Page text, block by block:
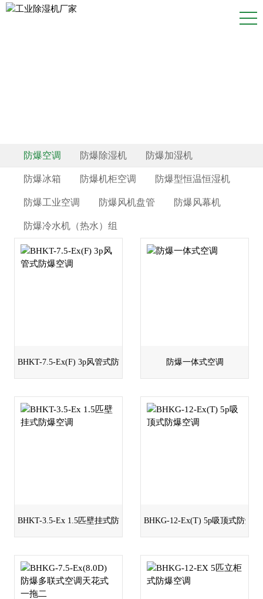
防爆空调 防爆除湿机 防爆加湿机
防爆冰箱 防爆机柜空调 防爆型恒温恒湿机
防爆工业空调 防爆风机盘管 防爆风幕机
防爆冷水机（热水）组
BHKT-7.5-Ex(F) 3p风管式防爆空调 防爆一体式空调
BHKT-3.5-Ex 1.5匹壁挂式防爆空调 BHKG-12-Ex(T) 5p吸顶式防爆空